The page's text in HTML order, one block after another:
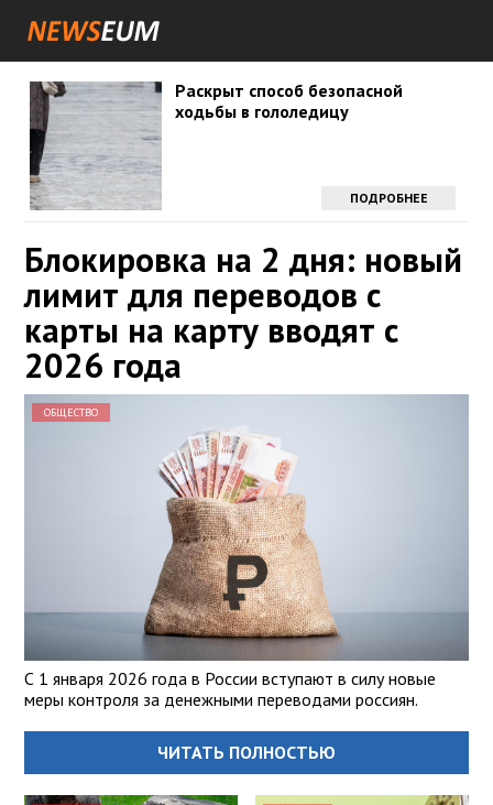
Раскрыт способ безопасной
ходьбы в гололедицу
ПОДРОБНЕЕ
Блокировка на 2 дня: новый
лимит для переводов с
карты на карту вводят с
2026 года
ОБЩЕСТВО
С 1 января 2026 года в России вступают в силу новые
меры контроля за денежными переводами россиян.
ЧИТАТЬ ПОЛНОСТЬЮ